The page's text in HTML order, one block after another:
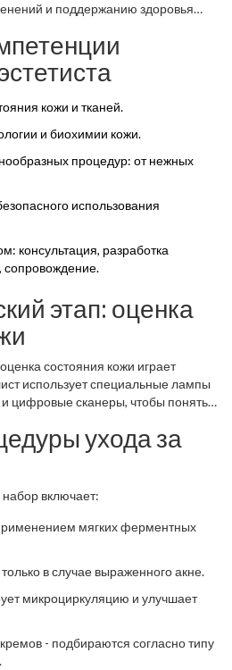
и поддержанию здоровья
вам важно знать, какие
кожи и тканей.
и биохимии кожи.
процедур: от нежных
использования
консультация, разработка
сопровождение.
этап: оценка
оценка состояния кожи играет
использует специальные лампы
и цифровые сканеры, чтобы понять
составляется индивидуальный
ухода за
включает:
мягких ферментных
в случае выраженного акне.
микроциркуляцию и улучшает
- подбираются согласно типу